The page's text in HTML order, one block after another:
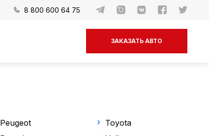
8 800 600 64 75
ЗАКАЗАТЬ АВТО
Peugeot
Toyota